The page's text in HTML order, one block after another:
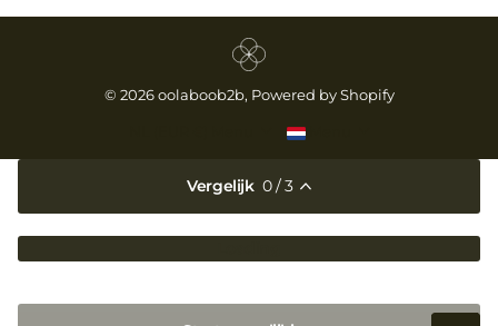
© 2026oolaboob2b, Powered by Shopify
Vergelijk 0/ 3